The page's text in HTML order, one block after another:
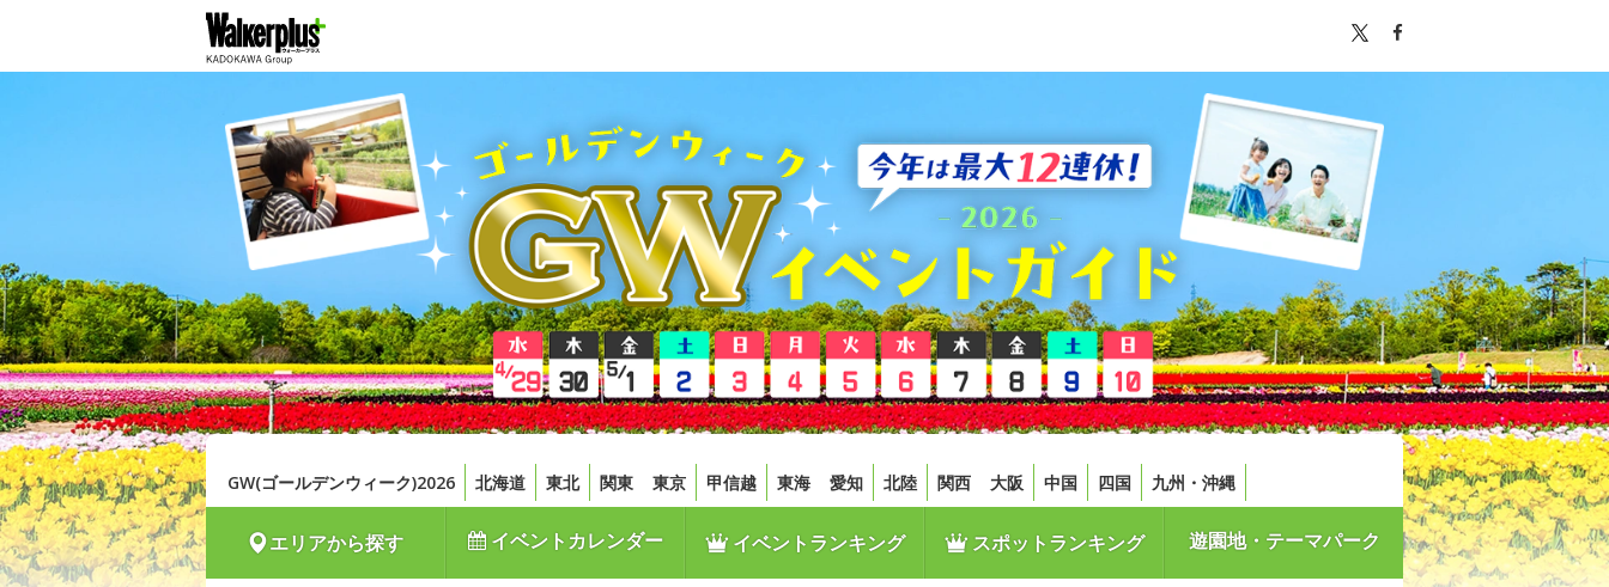
GW(ゴールデンウィーク)2026 北海道 東北 関東 東京 甲信越 東海 愛知 北陸 関西 大阪 中国 四国 九州・沖縄
エリアから探す イベントカレンダー イベントランキング スポットランキング 遊園地・テーマパーク